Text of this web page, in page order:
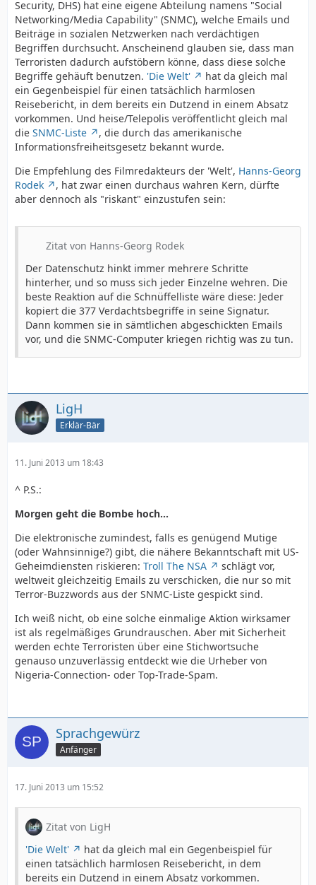
Security, DHS) hat eine eigene Abteilung namens "Social
Networking/Media Capability" (SNMC), welche Emails und
Beiträge in sozialen Netzwerken nach verdächtigen
Begriffen durchsucht. Anscheinend glauben sie, dass man
Terroristen dadurch aufstöbern könne, dass diese solche
Begriffe gehäuft benutzen. 'Die Welt'
hat da gleich mal
ein Gegenbeispiel für einen tatsächlich harmlosen
Reisebericht, in dem bereits ein Dutzend in einem Absatz
vorkommen. Und heise/Telepolis veröffentlicht gleich mal
die SNMC-Liste
, die durch das amerikanische
Informationsfreiheitsgesetz bekannt wurde.
Die Empfehlung des Filmredakteurs der 'Welt', Hanns-Georg
Rodek
, hat zwar einen durchaus wahren Kern, dürfte
aber dennoch als "riskant" einzustufen sein:
Zitat von Hanns-Georg Rodek
Der Datenschutz hinkt immer mehrere Schritte
hinterher, und so muss sich jeder Einzelne wehren. Die
beste Reaktion auf die Schnüffelliste wäre diese: Jeder
kopiert die 377 Verdachtsbegriffe in seine Signatur.
Dann kommen sie in sämtlichen abgeschickten Emails
vor, und die SNMC-Computer kriegen richtig was zu tun.
LigH
Erklär-Bär
11. Juni 2013 um 18:43
^ P.S.:
Morgen geht die Bombe hoch...
Die elektronische zumindest, falls es genügend Mutige
(oder Wahnsinnige?) gibt, die nähere Bekanntschaft mit US-
Geheimdiensten riskieren: Troll The NSA
schlägt vor,
weltweit gleichzeitig Emails zu verschicken, die nur so mit
Terror-Buzzwords aus der SNMC-Liste gespickt sind.
Ich weiß nicht, ob eine solche einmalige Aktion wirksamer
ist als regelmäßiges Grundrauschen. Aber mit Sicherheit
werden echte Terroristen über eine Stichwortsuche
genauso unzuverlässig entdeckt wie die Urheber von
Nigeria-Connection- oder Top-Trade-Spam.
Sprachgewürz
Anfänger
17. Juni 2013 um 15:52
Zitat von LigH
'Die Welt'
hat da gleich mal ein Gegenbeispiel für
einen tatsächlich harmlosen Reisebericht, in dem
bereits ein Dutzend in einem Absatz vorkommen.